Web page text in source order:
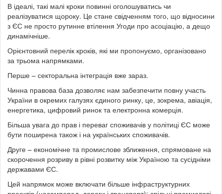
В ідеалі, такі малі кроки повинні оголошуватись чи
реалізуватися щороку. Це стане свідченням того, що відносини
з ЄС не просто рутинне втілення Угоди про асоціацію, а дещо
динамічніше.
Орієнтовний перелік кроків, які ми пропонуємо, організовано
за трьома напрямками.
Перше – секторальна інтеграція вже зараз.
Чинна правова база дозволяє нам забезпечити повну участь
України в окремих галузях єдиного ринку, це, зокрема, авіація,
енергетика, цифровий ринок та електронна комерція.
Більша увага до прав і переваг споживачів у політиці ЄС може
бути поширена також і на українських споживачів.
Друге – економічне та промислове зближення, спрямоване на
скорочення розриву в рівні розвитку між Україною та сусідніми
державами ЄС.
Цей напрямок може включати більше інфраструктурних